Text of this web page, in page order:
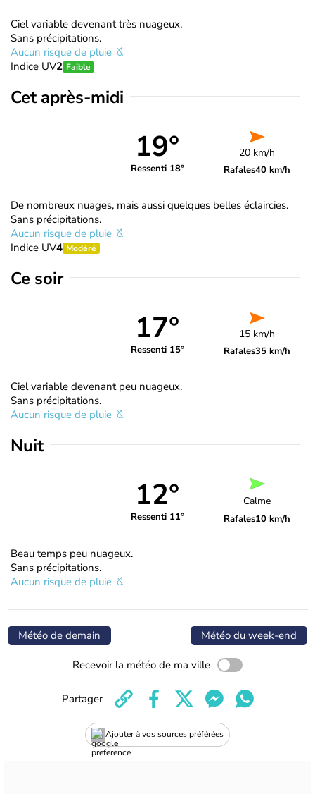
Ciel variable devenant très nuageux.
Sans précipitations.
Aucun risque de pluie
Indice UV2 Faible
Cet après-midi
19°
Ressenti 18°
20 km/h
Rafales40 km/h
De nombreux nuages, mais aussi quelques belles éclaircies.
Sans précipitations.
Aucun risque de pluie
Indice UV4 Modéré
Ce soir
17°
Ressenti 15°
15 km/h
Rafales35 km/h
Ciel variable devenant peu nuageux.
Sans précipitations.
Aucun risque de pluie
Nuit
12°
Ressenti 11°
Calme
Rafales10 km/h
Beau temps peu nuageux.
Sans précipitations.
Aucun risque de pluie
Météo de demain Météo du week-end
Recevoir la météo de ma ville
Ajouter à vos sources préférées
Partager